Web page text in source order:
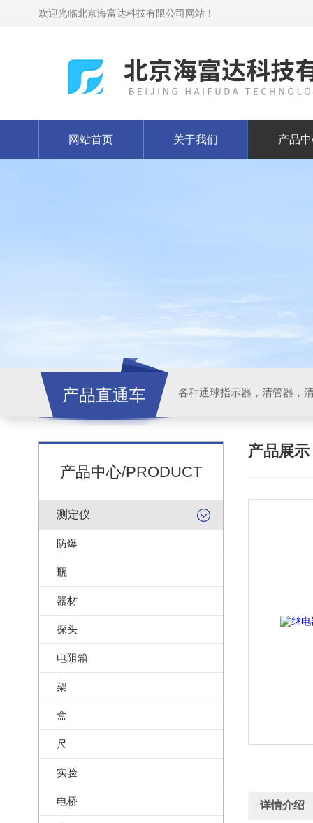
欢迎光临北京海富达科技有限公司网站！
网站首页 关于我们 产品
产品直通车 各种通球指示器，清管器，
产品中心/PRODUCT
测定仪
防爆
瓶
器材
探头
电阻箱
架
盒
尺
实验
电桥
产品展示
详情介绍